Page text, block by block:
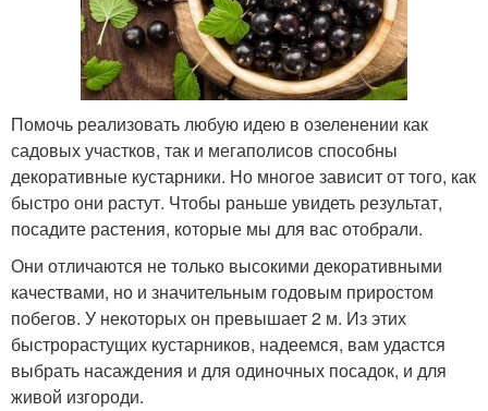
Помочь реализовать любую идею в озеленении как
садовых участков, так и мегаполисов способны
декоративные кустарники. Но многое зависит от того, как
быстро они растут. Чтобы раньше увидеть результат,
посадите растения, которые мы для вас отобрали.
Они отличаются не только высокими декоративными
качествами, но и значительным годовым приростом
побегов. У некоторых он превышает 2 м. Из этих
быстрорастущих кустарников, надеемся, вам удастся
выбрать насаждения и для одиночных посадок, и для
живой изгороди.